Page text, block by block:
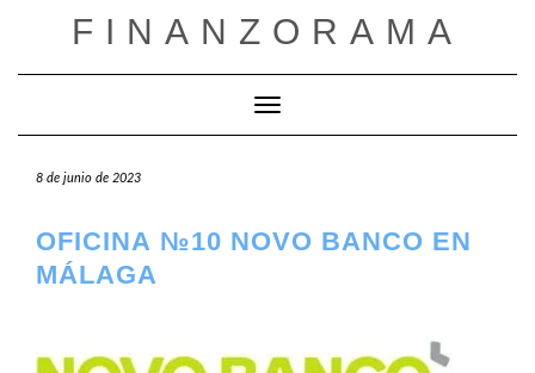
FINANZORAMA
Cambiar modo de navegación
8 de junio de 2023
OFICINA №10 NOVO BANCO EN
MÁLAGA